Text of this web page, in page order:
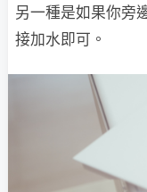
另一種是如果你旁
接加水即可。